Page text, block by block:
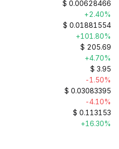
$ 0.00628466
+2.40%
$ 0.01881554
+101.80%
$ 205.69
+4.70%
$ 3.95
-1.50%
$ 0.03083395
-4.10%
$ 0.113153
+16.30%